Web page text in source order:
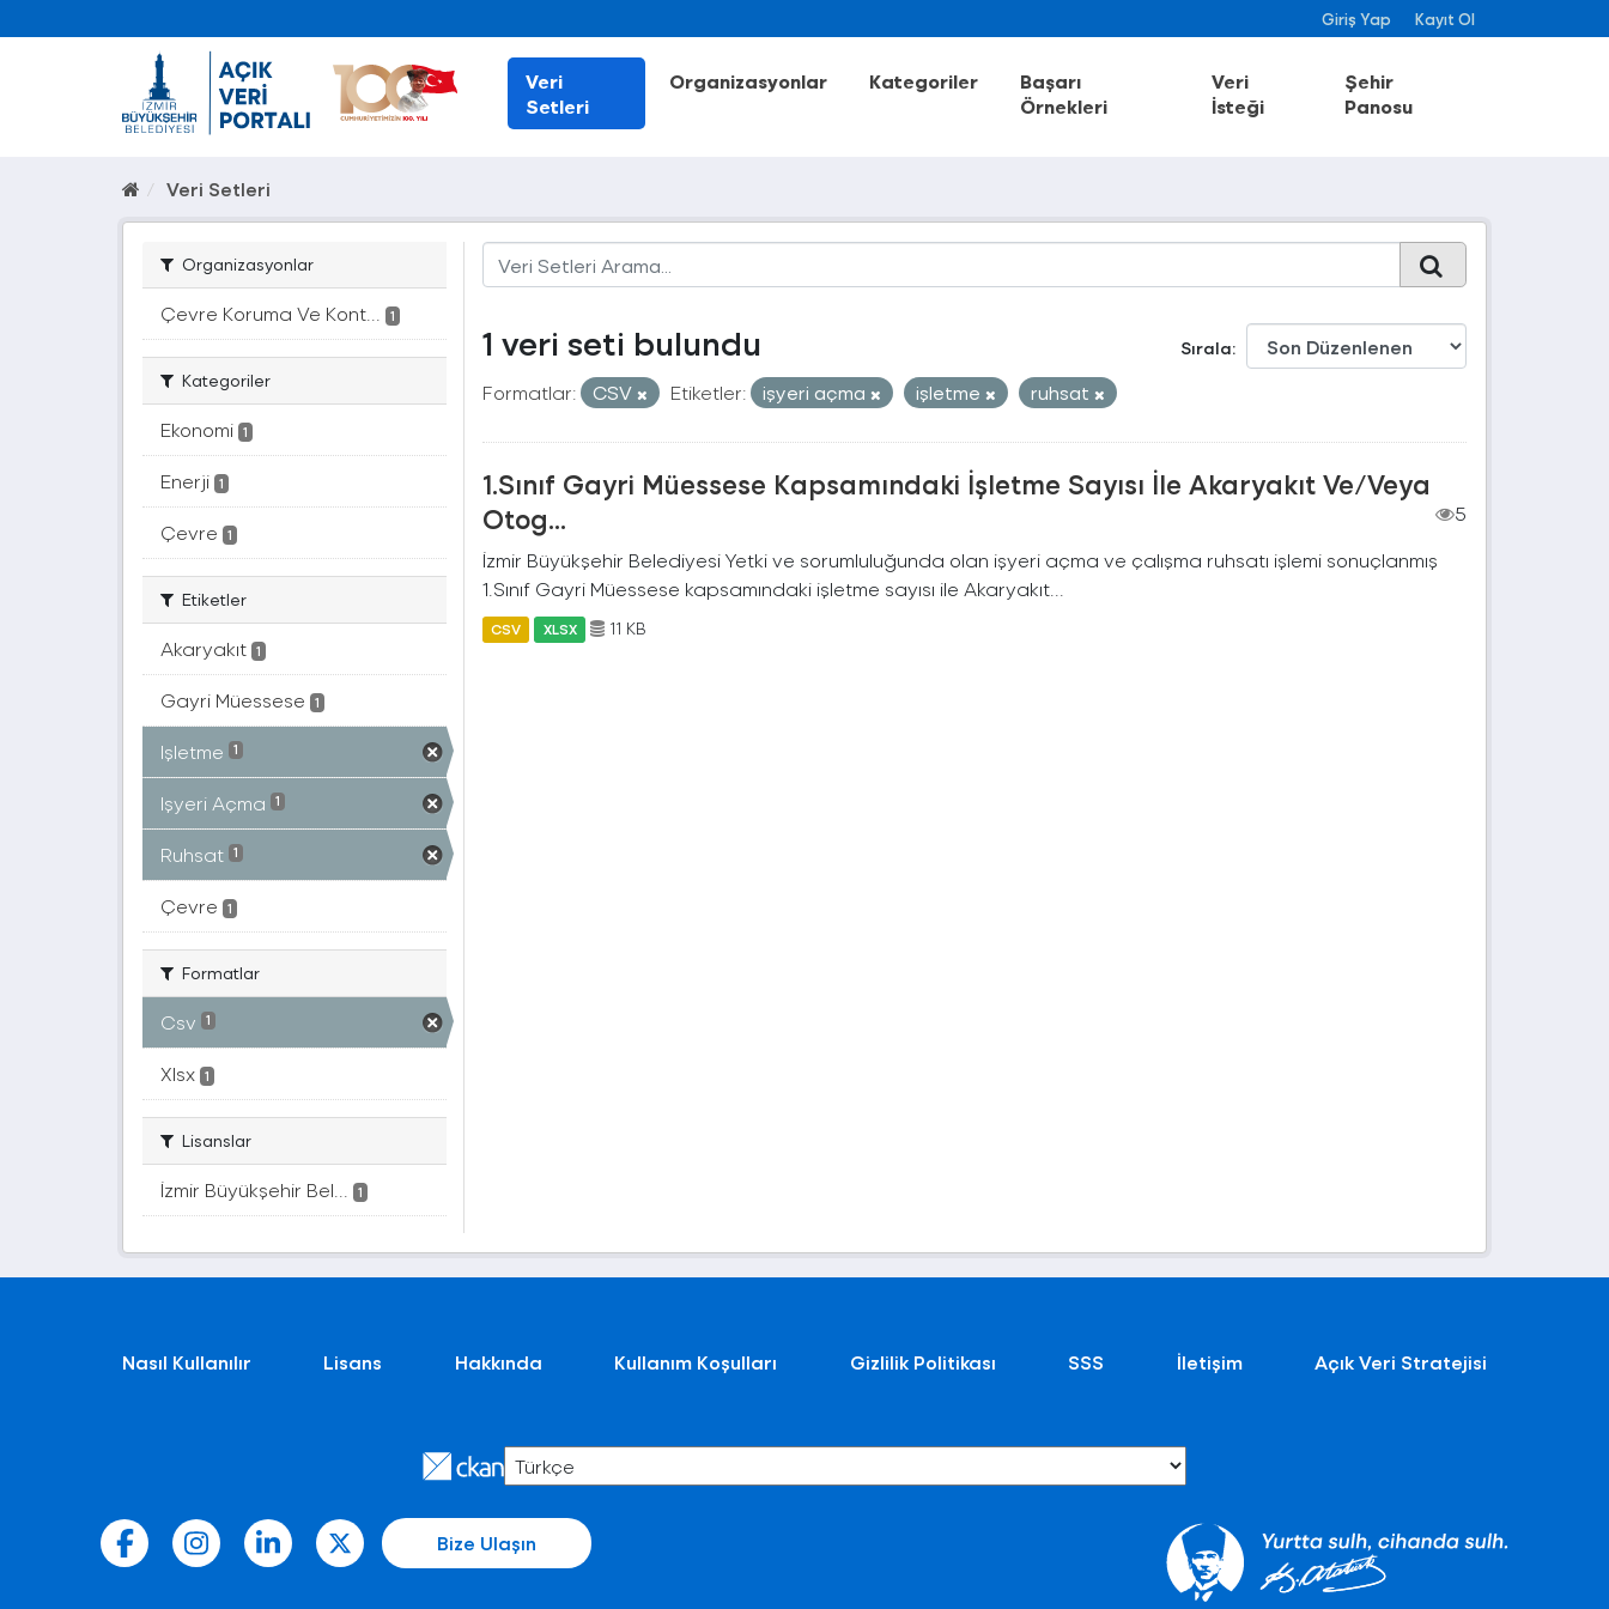
Giriş Yap Kayıt Ol
Veri
Setleri
Organizasyonlar Kategoriler
Başarı
Örnekleri
Veri
İsteği
Şehir
Panosu
Veri Setleri
Organizasyonlar
Çevre Koruma Ve Kont... 1
Kategoriler
Ekonomi 1
Enerji 1
Çevre 1
Etiketler
Akaryakıt 1
Gayri Müessese 1
Işletme 1
Işyeri Açma 1
Ruhsat 1
Çevre 1
Formatlar
Csv 1
Xlsx 1
Lisanslar
İzmir Büyükşehir Bel... 1
Sırala
1 veri seti bulundu
Formatlar: CSV Etiketler: işyeri açma işletme ruhsat
1.Sınıf Gayri Müessese Kapsamındaki İşletme Sayısı İle Akaryakıt Ve/Veya
Otog...
5
İzmir Büyükşehir Belediyesi Yetki ve sorumluluğunda olan işyeri açma ve çalışma ruhsatı işlemi sonuçlanmış
1.Sınıf Gayri Müessese kapsamındaki işletme sayısı ile Akaryakıt...
CSV XLSX 11 KB
Nasıl Kullanılır Lisans Hakkında Kullanım Koşulları Gizlilik Politikası SSS İletişim Açık Veri Stratejisi
Bize Ulaşın